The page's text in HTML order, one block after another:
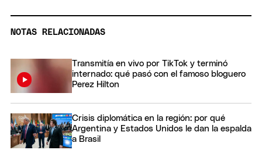
NOTAS RELACIONADAS
Transmitía en vivo por TikTok y terminó
internado: qué pasó con el famoso bloguero
Perez Hilton
Crisis diplomática en la región: por qué
Argentina y Estados Unidos le dan la espalda
a Brasil